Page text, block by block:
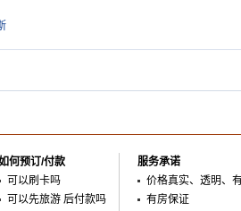
何预订/付款
可以刷卡吗
可以先旅游 后付款吗
服务承诺
价格真实、透明、
有房保证